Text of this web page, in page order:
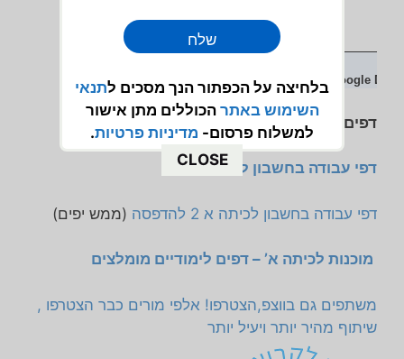
דפים נוספים שאולי יעניינו אתכם:
דפי עבודה בחשבון לכיתה א
דפי עבודה בחשבון לכיתה א 2 להדפסה (ממש יפים)
מוכנות לכיתה א’ – דפים לימודיים מומלצים
משתפים גם בווצפ,הצטרפו! אלפי מורים כבר הצטרפו ,
שיתוף מהיר יותר ויעיל יותר
שלח
בלחיצה על הכפתור הנך מסכים לתנאי
השימוש באתר הכוללים מתן אישור
למשלוח פרסום- מדיניות פרטיות.
CLOSE